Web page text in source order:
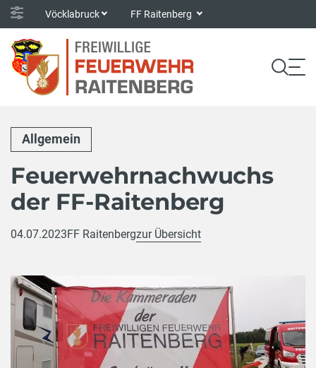
Vöcklabruck FF Raitenberg
Allgemein
Feuerwehrnachwuchs
der FF-Raitenberg
04.07.2023FF Raitenbergzur Übersicht